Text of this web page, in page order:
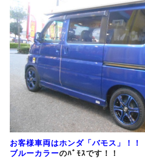
お客様車両はホンダ「バモス」！！
ブルーカラーのﾊﾞﾓｽです！！